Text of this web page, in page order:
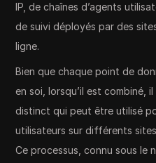
IP, de chaînes d’agents
de suivi déployés par des
ligne.
Bien que chaque point de
en soi, lorsqu’il est combiné,
distinct qui peut être utilisé
utilisateurs sur différents
Ce processus, connu sous le